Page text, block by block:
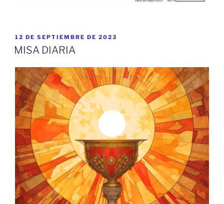
PUBLICADO
EL
12 DE SEPTIEMBRE DE 2023
MISA DIARIA